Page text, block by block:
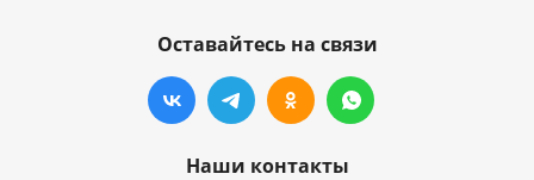
Оставайтесь на связи
Наши контакты